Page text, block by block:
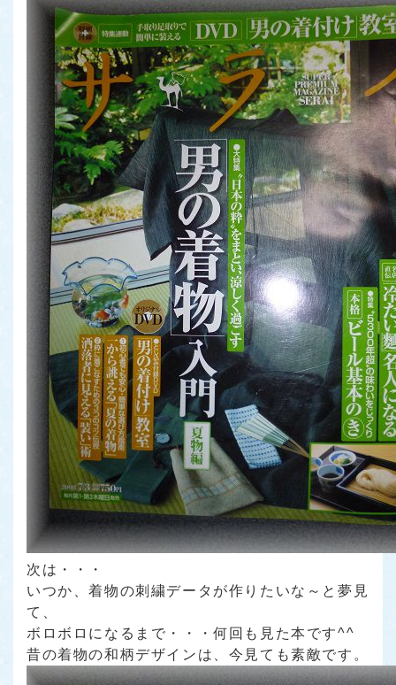
次は・・・
いつか、着物の刺繍データが作りたいな～と夢見
て、
ボロボロになるまで・・・何回も見た本です^^
昔の着物の和柄デザインは、今見ても素敵です。